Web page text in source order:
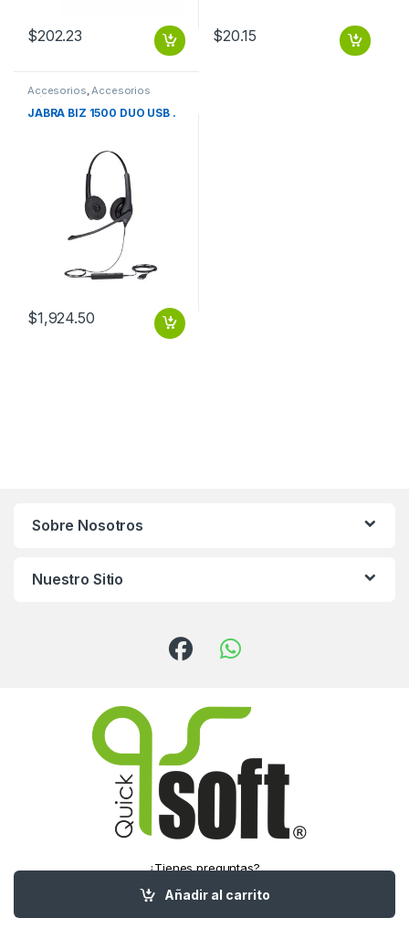
Añadir al carrito
$202.23 $20.15
Accesorios Accesorios
Música
JABRA BIZ 1500 DUO USB .
$1,924.50
Sobre Nosotros
Nuestro Sitio
¿Tienes preguntas?
(55) 5016-1321